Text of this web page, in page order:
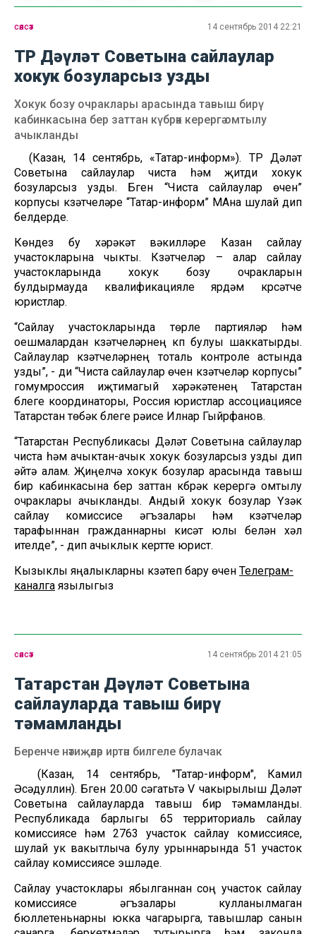
сәясәт 14 сентябрь 2014 22:21
ТР Дәүләт Советына сайлаулар
хокук бозуларсыз узды
Хокук бозу очраклары арасында тавыш бирү
кабинкасына бер заттан күбрәк керергә омтылу
ачыкланды
(Казан, 14 сентябрь, «Татар-информ»). ТР Дәүләт
Советына сайлаулар чиста һәм җитди хокук
бозуларсыз узды. Бүген “Чиста сайлаулар өчен”
корпусы күзәтүчеләре “Татар-информ” МАна шулай дип
белдерде.
Көндез бу хәрәкәт вәкилләре Казан сайлау
участокларына чыкты. Күзәтүчеләр – алар сайлау
участокларында хокук бозу очракларын
булдырмауда квалификацияле ярдәм күрсәтүче
юристлар.
“Сайлау участокларында төрле партияләр һәм
оешмалардан күзәтүчеләрнең күп булуы шаккатырды.
Сайлаулар күзәтүчеләрнең тоталь контроле астында
узды”, - ди “Чиста сайлаулар өчен күзәтүчеләр корпусы”
гомумроссия иҗтимагый хәрәкәтенең Татарстан
бүлеге координаторы, Россия юристлар ассоциациясе
Татарстан төбәк бүлеге рәисе Илнар Гыйрфанов.
“Татарстан Республикасы Дәүләт Советына сайлаулар
чиста һәм ачыктан-ачык хокук бозуларсыз узды дип
әйтә алам. Җиңелчә хокук бозулар арасында тавыш
бирү кабинкасына бер заттан күбрәк керергә омтылу
очраклары ачыкланды. Андый хокук бозулар Үзәк
сайлау комиссисе әгъзалары һәм күзәтүчеләр
тарафыннан гражданнарны кисәтү юлы белән хәл
ителде”, - дип ачыклык кертте юрист.
Кызыклы яңалыкларны күзәтеп бару өчен Телеграм-
каналга язылыгыз
сәясәт 14 сентябрь 2014 21:05
Татарстан Дәүләт Советына
сайлауларда тавыш бирү
тәмамланды
Беренче нәтиҗәләр иртән билгеле булачак
(Казан, 14 сентябрь, "Татар-информ", Камил
Әсәдуллин). Бүген 20.00 сәгатьтә V чакырылыш Дәүләт
Советына сайлауларда тавыш бирү тәмамланды.
Республикада барлыгы 65 территориаль сайлау
комиссиясе һәм 2763 участок сайлау комиссиясе,
шулай ук вакытлыча булу урыннарында 51 участок
сайлау комиссиясе эшләде.
Сайлау участоклары ябылганнан соң участок сайлау
комиссиясе әгъзалары кулланылмаган
бюллетеньнарны юкка чагарырга, тавышлар санын